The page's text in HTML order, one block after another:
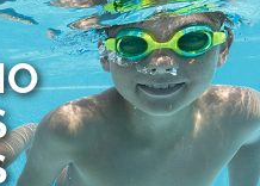
Dónde
Blog
Garantia
Trabaja